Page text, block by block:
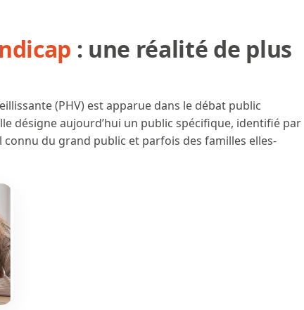
: une réalité de plus
(PHV) est apparue dans le débat public
désigne aujourd’hui un public spécifique, identifié par
du grand public et parfois des familles elles-